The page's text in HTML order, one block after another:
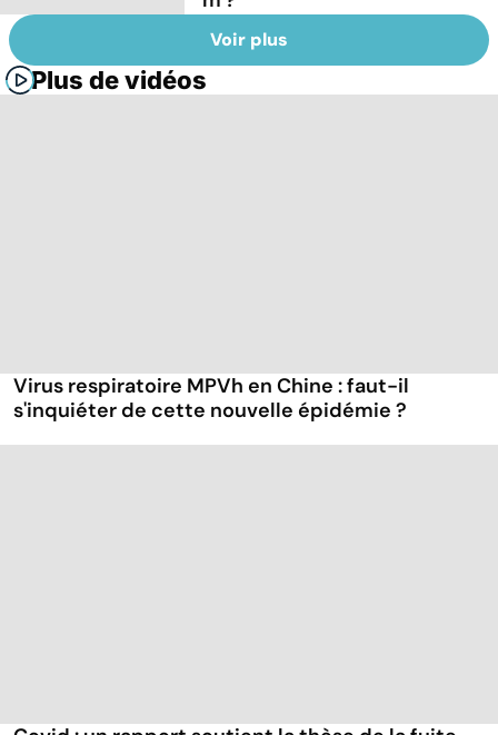
Voir plus
Plus de vidéos
Virus respiratoire MPVh en Chine : faut-il
s'inquiéter de cette nouvelle épidémie ?